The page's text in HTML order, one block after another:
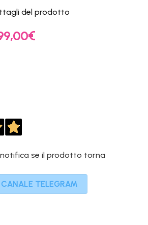
del prodotto
€Il
notifica se il prodotto torna
TELEGRAM